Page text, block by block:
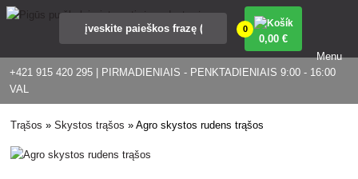
+421 915 420 295 | PIRMADIENIAIS - PENKTADIENIAIS 9:00 - 16:00
VAL
0
0,00 €
Menu
Trąšos »Skystos trąšos »Agro skystos rudens trąšos